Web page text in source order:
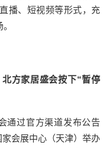
播、短视频等形式，充
方家居盛会按下“暂停
通过官方渠道发布公告
会展中心（天津）举办